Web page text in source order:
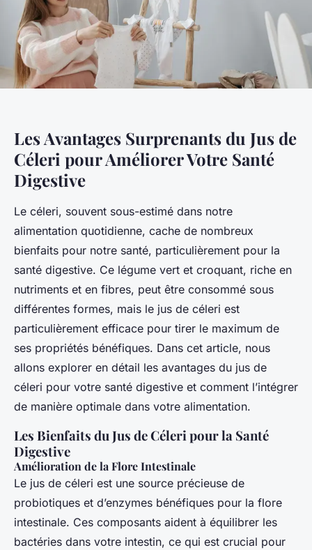
Les Avantages Surprenants du Jus de
Céleri pour Améliorer Votre Santé
Digestive
Le céleri, souvent sous-estimé dans notre
alimentation quotidienne, cache de nombreux
bienfaits pour notre santé, particulièrement pour la
santé digestive. Ce légume vert et croquant, riche en
nutriments et en fibres, peut être consommé sous
différentes formes, mais le jus de céleri est
particulièrement efficace pour tirer le maximum de
ses propriétés bénéfiques. Dans cet article, nous
allons explorer en détail les avantages du jus de
céleri pour votre santé digestive et comment l’intégrer
de manière optimale dans votre alimentation.
Les Bienfaits du Jus de Céleri pour la Santé
Digestive
Amélioration de la Flore Intestinale
Le jus de céleri est une source précieuse de
probiotiques et d’enzymes bénéfiques pour la flore
intestinale. Ces composants aident à équilibrer les
bactéries dans votre intestin, ce qui est crucial pour